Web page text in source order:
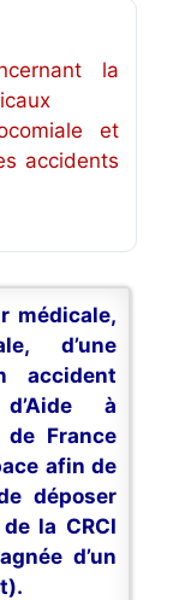
la
et
accidents
médicale,
d’une
accident
à
de France
afin de
déposer
la CRCI
d’un